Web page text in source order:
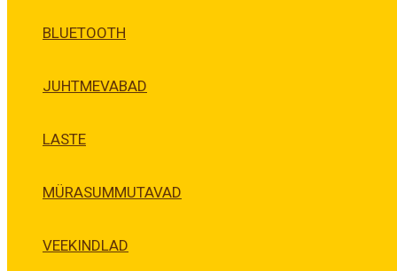
BLUETOOTH
JUHTMEVABAD
LASTE
MÜRASUMMUTAVAD
VEEKINDLAD